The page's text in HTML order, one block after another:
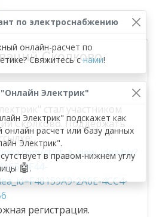
по электроснабжению
онлайн-расчет по
Свяжитесь снами!
Электрик"
Электрик" подскажет как
онлайн расчет или базу данных
Электрик".
в правом-нижнем углу
🤖 .
Сколково
Сколково
стал участником
Сколково. Поддержать
ct/ct_a_view_idea.bix?
8F44-
2A6E-4CC4-
регистрация.